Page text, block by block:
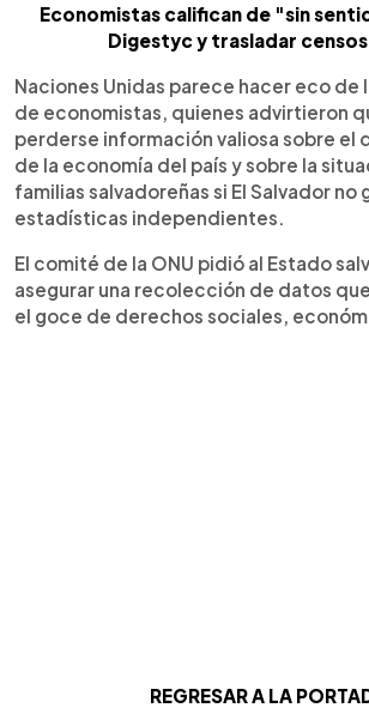
Economistas califican de "sin
Digestyc y trasladar censos
Naciones Unidas parece hacer eco de
de economistas, quienes advirtieron
perderse información valiosa sobre el
de la economía del país y sobre la
familias salvadoreñas si El Salvador no
estadísticas independientes.
El comité de la ONU pidió al Estado
asegurar una recolección de datos
el goce de derechos sociales,
REGRESAR A LA